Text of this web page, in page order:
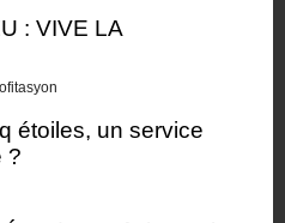
: VIVE LA
étoiles, un service
?